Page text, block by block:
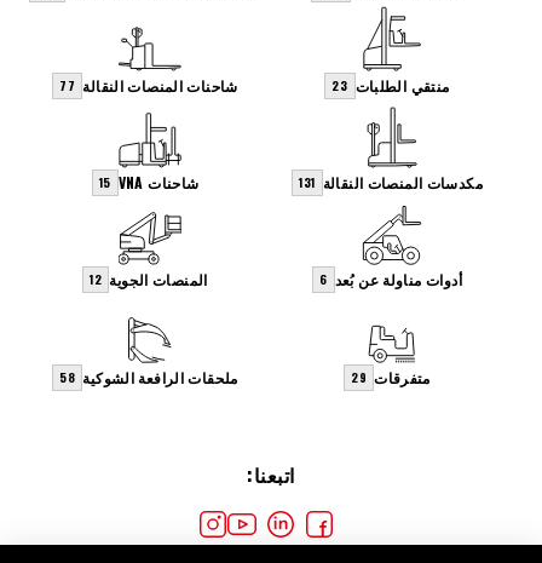
اتبعنا:
منتقي الطلبات 23 شاحنات المنصات النقالة 77
مكدسات المنصات النقالة 131 شاحنات VNA 15
أدوات مناولة عن بُعد 6 المنصات الجوية 12
متفرقات 29 ملحقات الرافعة الشوكية 58